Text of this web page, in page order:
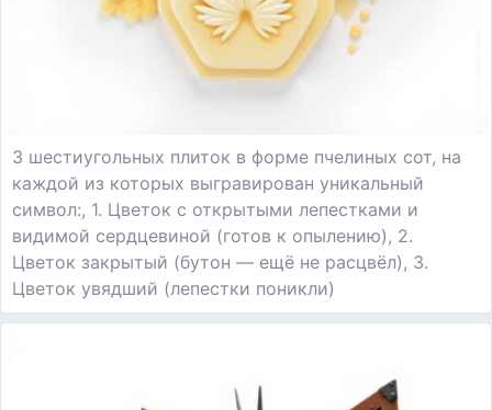
3 шестиугольных плиток в форме пчелиных сот, на
каждой из которых выгравирован уникальный
символ:, 1. Цветок с открытыми лепестками и
видимой сердцевиной (готов к опылению), 2.
Цветок закрытый (бутон — ещё не расцвёл), 3.
Цветок увядший (лепестки поникли)